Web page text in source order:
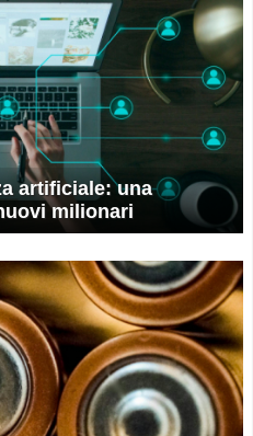
artificiale: una
milionari